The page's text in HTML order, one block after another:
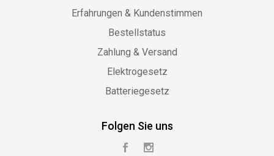
Erfahrungen & Kundenstimmen
Bestellstatus
Zahlung & Versand
Elektrogesetz
Batteriegesetz
Folgen Sie uns